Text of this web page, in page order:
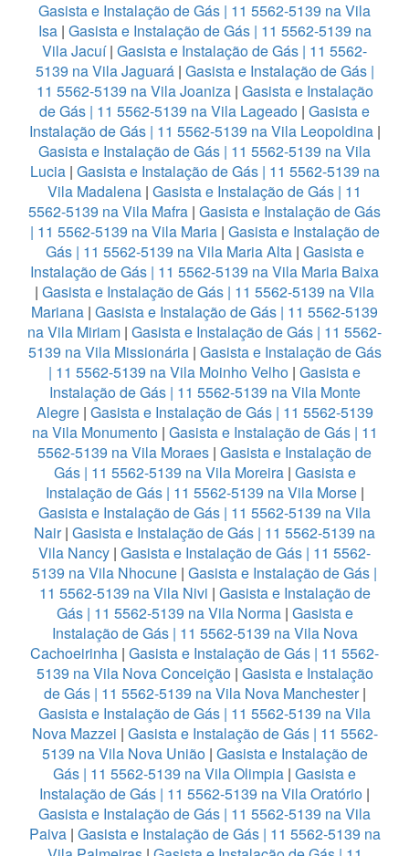
Gasista e Instalação de Gás | 11 5562-5139 na Vila
Isa| Gasista e Instalação de Gás | 11 5562-5139 na
Vila Jacuí| Gasista e Instalação de Gás | 11 5562-
5139 na Vila Jaguará| Gasista e Instalação de Gás |
11 5562-5139 na Vila Joaniza| Gasista e Instalação
de Gás | 11 5562-5139 na Vila Lageado | Gasista e
Instalação de Gás | 11 5562-5139 na Vila Leopoldina|
Gasista e Instalação de Gás | 11 5562-5139 na Vila
Lucia| Gasista e Instalação de Gás | 11 5562-5139 na
Vila Madalena | Gasista e Instalação de Gás | 11
5562-5139 na Vila Mafra | Gasista e Instalação de Gás
| 11 5562-5139 na Vila Maria| Gasista e Instalação de
Gás | 11 5562-5139 na Vila Maria Alta| Gasista e
Instalação de Gás | 11 5562-5139 na Vila Maria Baixa
| Gasista e Instalação de Gás | 11 5562-5139 na Vila
Mariana | Gasista e Instalação de Gás | 11 5562-5139
na Vila Miriam | Gasista e Instalação de Gás | 11 5562-
5139 na Vila Missionária| Gasista e Instalação de Gás
| 11 5562-5139 na Vila Moinho Velho | Gasista e
Instalação de Gás | 11 5562-5139 na Vila Monte
Alegre| Gasista e Instalação de Gás | 11 5562-5139
na Vila Monumento| Gasista e Instalação de Gás | 11
5562-5139 na Vila Moraes | Gasista e Instalação de
Gás | 11 5562-5139 na Vila Moreira| Gasista e
Instalação de Gás | 11 5562-5139 na Vila Morse|
Gasista e Instalação de Gás | 11 5562-5139 na Vila
Nair| Gasista e Instalação de Gás | 11 5562-5139 na
Vila Nancy | Gasista e Instalação de Gás | 11 5562-
5139 na Vila Nhocune | Gasista e Instalação de Gás |
11 5562-5139 na Vila Nivi | Gasista e Instalação de
Gás | 11 5562-5139 na Vila Norma| Gasista e
Instalação de Gás | 11 5562-5139 na Vila Nova
Cachoeirinha | Gasista e Instalação de Gás | 11 5562-
5139 na Vila Nova Conceição| Gasista e Instalação
de Gás | 11 5562-5139 na Vila Nova Manchester|
Gasista e Instalação de Gás | 11 5562-5139 na Vila
Nova Mazzei | Gasista e Instalação de Gás | 11 5562-
5139 na Vila Nova União| Gasista e Instalação de
Gás | 11 5562-5139 na Vila Olimpia | Gasista e
Instalação de Gás | 11 5562-5139 na Vila Oratório |
Gasista e Instalação de Gás | 11 5562-5139 na Vila
Paiva| Gasista e Instalação de Gás | 11 5562-5139 na